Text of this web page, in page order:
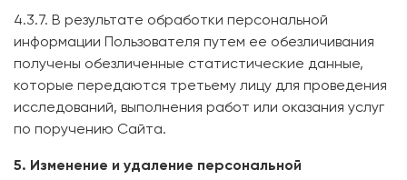
4.3.7. В результате обработки персональной
информации Пользователя путем ее обезличивания
получены обезличенные статистические данные,
которые передаются третьему лицу для проведения
исследований, выполнения работ или оказания услуг
по поручению Сайта.
5. Изменение и удаление персональной